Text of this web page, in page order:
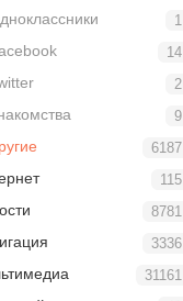
1
14
2
9
6187
115
8781
3336
31161